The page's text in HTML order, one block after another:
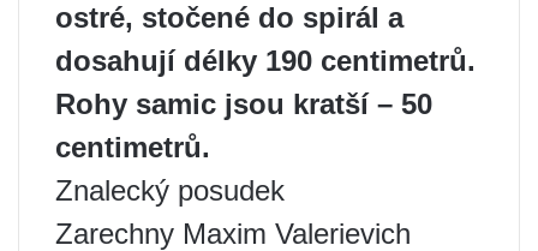
ostré, stočené do spirál a
dosahují délky 190 centimetrů.
Rohy samic jsou kratší – 50
centimetrů.
Znalecký posudek
Zarechny Maxim Valerievich